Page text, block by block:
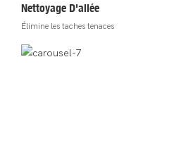
Nettoyage D'allée
Élimine les taches tenaces